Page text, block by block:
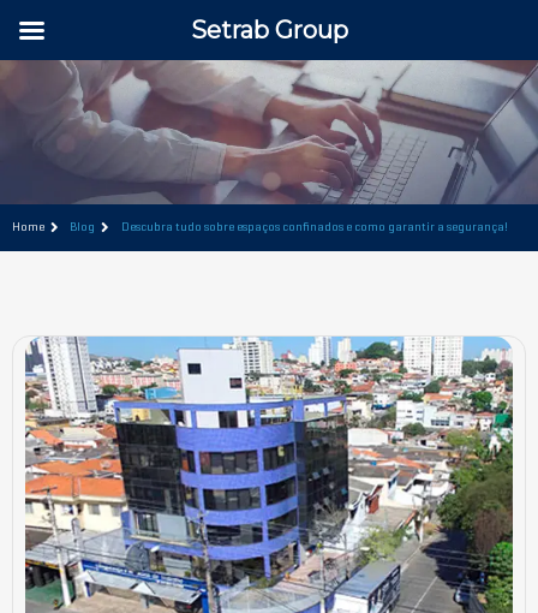
Home Blog Descubra tudo sobre espaços confinados e como garantir a segurança!
Setrab Group